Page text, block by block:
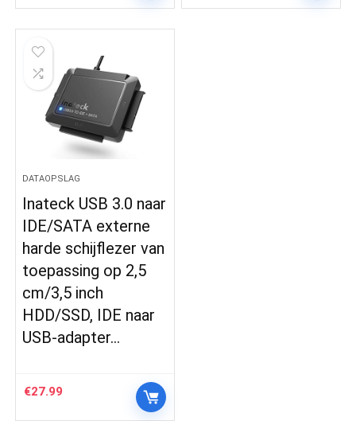
DATAOPSLAG
Inateck USB 3.0 naar
IDE/SATA externe
harde schijflezer van
toepassing op 2,5
cm/3,5 inch
HDD/SSD, IDE naar
USB-adapter…
€27.99